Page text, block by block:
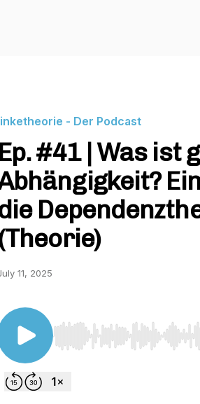
- Der Podcast
Ep. #41 | Was ist
11, 2025
Use Left/Right to seek,